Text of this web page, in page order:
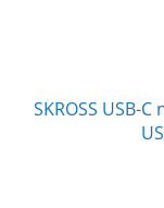
SKROSS USB-